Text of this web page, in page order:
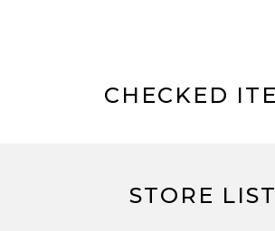
CHECKED
STORE LIST